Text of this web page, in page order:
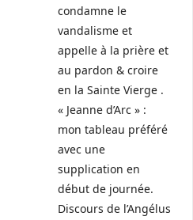
condamne le
vandalisme et
appelle à la prière et
au pardon & croire
en la Sainte Vierge .
« Jeanne d’Arc » :
mon tableau préféré
avec une
supplication en
début de journée.
Discours de l’Angélus